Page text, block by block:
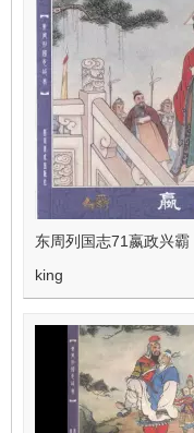
东周列国志71嬴政兴霸
king